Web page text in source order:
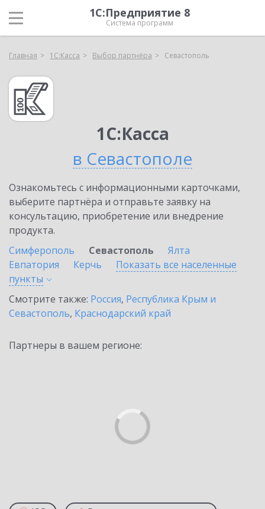
1С:Предприятие 8
Система программ
Главная 1С:Касса Выбор партнёра Севастополь
1С:Касса
в Севастополе
Ознакомьтесь с информационными карточками,
выберите партнёра и отправьте заявку на
консультацию, приобретение или внедрение
продукта.
Симферополь
Севастополь
Ялта
Евпатория
Керчь
Показать все населенные
пункты
Смотрите также: Россия, Республика Крым и
Севастополь, Краснодарский край
Партнеры в вашем регионе: